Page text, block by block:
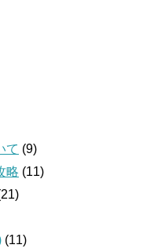
て (9)
略 (11)
(11)